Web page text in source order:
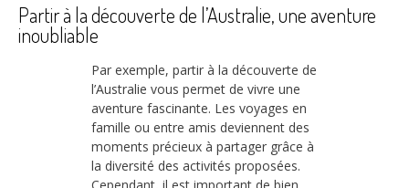
Partir à la découverte de l’Australie, une aventure
inoubliable
Par exemple, partir à la découverte de
l’Australie vous permet de vivre une
aventure fascinante. Les voyages en
famille ou entre amis deviennent des
moments précieux à partager grâce à
la diversité des activités proposées.